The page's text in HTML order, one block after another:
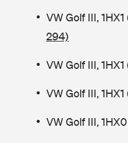
VW Golf III,
294)
VW Golf III,
VW Golf III,
VW Golf III,